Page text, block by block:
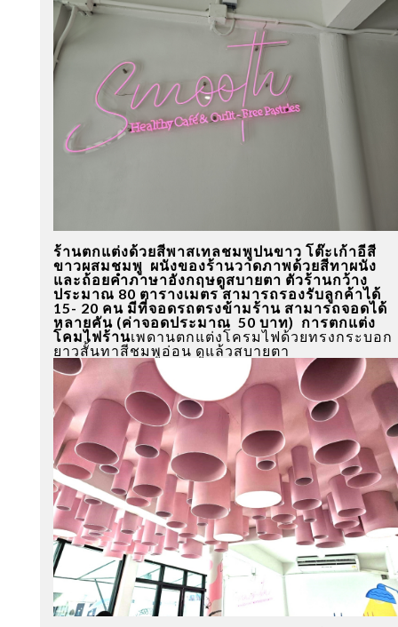
ร้านตกแต่งด้วยสีพาสเทลชมพูปนขาว โต๊ะเก้าอีสี
ขาวผสมชมพู ผนังของร้านวาดภาพด้วยสีทาผนัง
และถ้อยคำภาษาอังกฤษดูสบายตา ตัวร้านกว้าง
ประมาณ 80 ตารางเมตร สามารถรองรับลูกค้าได้
15- 20 คน มีที่จอดรถตรงข้ามร้าน สามารถจอดได้
หลายคัน (ค่าจอดประมาณ 50 บาท) การตกแต่ง
โคมไฟร้านเพดานตกแต่งโครมไฟด้วยทรงกระบอก
ยาวสั้นทาสีชมพูอ่อน ดูแล้วสบายตา